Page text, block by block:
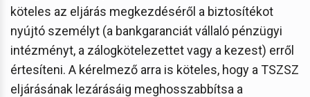
köteles az eljárás megkezdéséről a biztosítékot
nyújtó személyt (a bankgaranciát vállaló pénzügyi
intézményt, a zálogkötelezettet vagy a kezest) erről
értesíteni. A kérelmező arra is köteles, hogy a TSZSZ
eljárásának lezárásáig meghosszabbítsa a